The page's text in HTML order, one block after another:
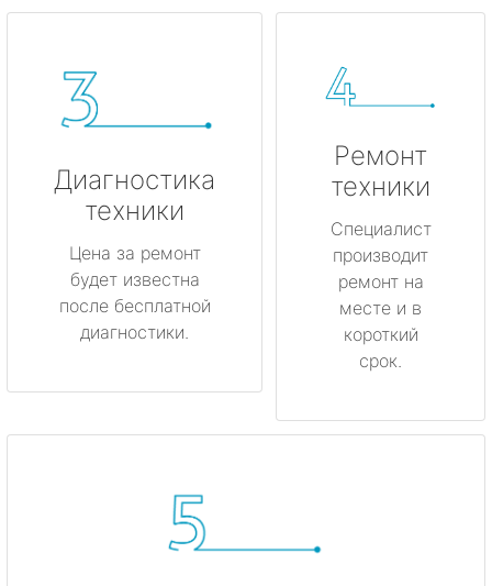
Диагностика
техники
Цена за ремонт
будет известна
после бесплатной
диагностики.
Ремонт
техники
Специалист
производит
ремонт на
месте и в
короткий
срок.